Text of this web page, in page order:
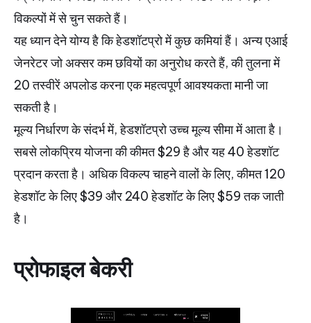
विकल्पों में से चुन सकते हैं।
यह ध्यान देने योग्य है कि हेडशॉटप्रो में कुछ कमियां हैं। अन्य एआई
जेनरेटर जो अक्सर कम छवियों का अनुरोध करते हैं, की तुलना में
20 तस्वीरें अपलोड करना एक महत्वपूर्ण आवश्यकता मानी जा
सकती है।
मूल्य निर्धारण के संदर्भ में, हेडशॉटप्रो उच्च मूल्य सीमा में आता है।
सबसे लोकप्रिय योजना की कीमत $29 है और यह 40 हेडशॉट
प्रदान करता है। अधिक विकल्प चाहने वालों के लिए, कीमत 120
हेडशॉट के लिए $39 और 240 हेडशॉट के लिए $59 तक जाती
है।
प्रोफाइल बेकरी